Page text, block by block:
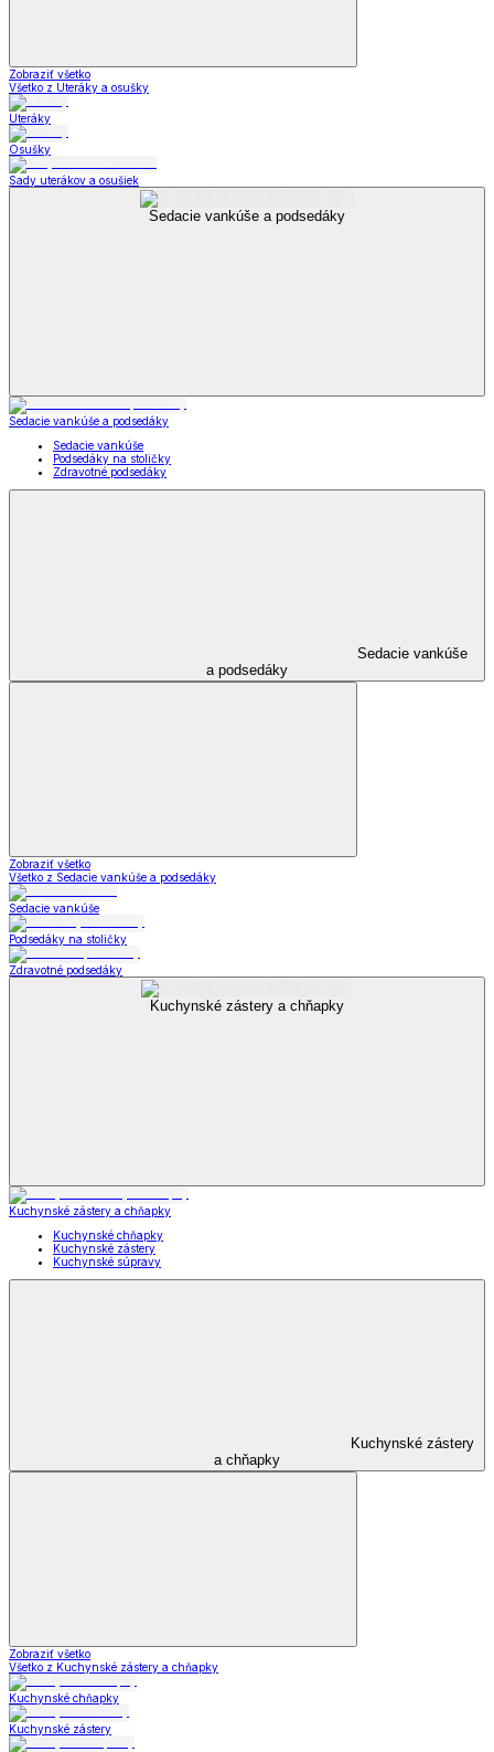
Zobraziť všetko
Všetko z Uteráky a osušky
Uteráky
Osušky
Sady uterákov a osušiek
Sedacie vankúše a podsedáky
Sedacie vankúše a podsedáky
Sedacie vankúše
Podsedáky na stoličky
Zdravotné podsedáky
Sedacie vankúše
a podsedáky
Zobraziť všetko
Všetko z Sedacie vankúše a podsedáky
Sedacie vankúše
Podsedáky na stoličky
Zdravotné podsedáky
Kuchynské zástery a chňapky
Kuchynské zástery a chňapky
Kuchynské chňapky
Kuchynské zástery
Kuchynské súpravy
Kuchynské zástery
a chňapky
Zobraziť všetko
Všetko z Kuchynské zástery a chňapky
Kuchynské chňapky
Kuchynské zástery